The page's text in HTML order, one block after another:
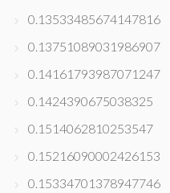
0.13533485674147816
0.13751089031986907
0.14161793987071247
0.1424390675038325
0.1514062810253547
0.15216090002426153
0.15334701378947746